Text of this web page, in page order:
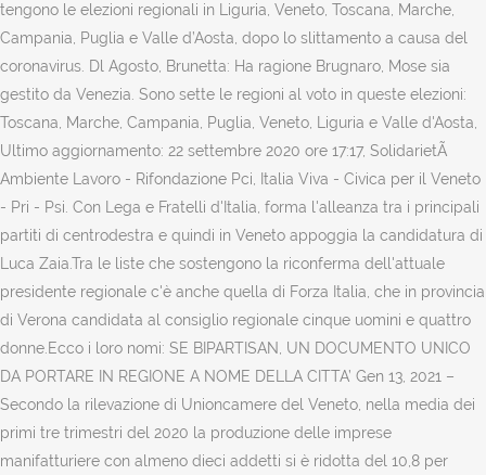
tengono le elezioni regionali in Liguria, Veneto, Toscana, Marche,
Campania, Puglia e Valle d’Aosta, dopo lo slittamento a causa del
coronavirus. Dl Agosto, Brunetta: Ha ragione Brugnaro, Mose sia
gestito da Venezia. Sono sette le regioni al voto in queste elezioni:
Toscana, Marche, Campania, Puglia, Veneto, Liguria e Valle d'Aosta,
Ultimo aggiornamento: 22 settembre 2020 ore 17:17, SolidarietÃ
Ambiente Lavoro - Rifondazione Pci, Italia Viva - Civica per il Veneto
- Pri - Psi. Con Lega e Fratelli d'Italia, forma l'alleanza tra i principali
partiti di centrodestra e quindi in Veneto appoggia la candidatura di
Luca Zaia.Tra le liste che sostengono la riconferma dell'attuale
presidente regionale c'è anche quella di Forza Italia, che in provincia
di Verona candidata al consiglio regionale cinque uomini e quattro
donne.Ecco i loro nomi: SE BIPARTISAN, UN DOCUMENTO UNICO
DA PORTARE IN REGIONE A NOME DELLA CITTA’ Gen 13, 2021 –
Secondo la rilevazione di Unioncamere del Veneto, nella media dei
primi tre trimestri del 2020 la produzione delle imprese
manifatturiere con almeno dieci addetti si è ridotta del 10,8 per